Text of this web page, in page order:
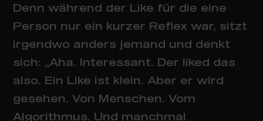
Denn während der Like für die eine
Person nur ein kurzer Reflex war, sitzt
irgendwo anders jemand und denkt
sich: „Aha. Interessant. Der liked das
also. Ein Like ist klein. Aber er wird
gesehen. Von Menschen. Vom
Algorithmus. Und manchmal